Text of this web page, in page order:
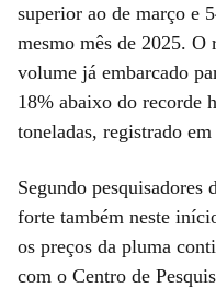
superior ao de março e
mesmo mês de 2025. O
volume já embarcado
18% abaixo do recorde
toneladas, registrado
Segundo pesquisadores
forte também neste
os preços da pluma
com o Centro de